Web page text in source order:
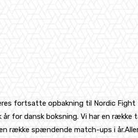
fortsatte opbakning til Nordic
for dansk boksning. Vi har en
række spændende match-ups i